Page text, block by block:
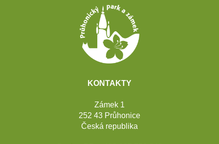
KONTAKTY
Zámek 1
252 43 Průhonice
Česká republika